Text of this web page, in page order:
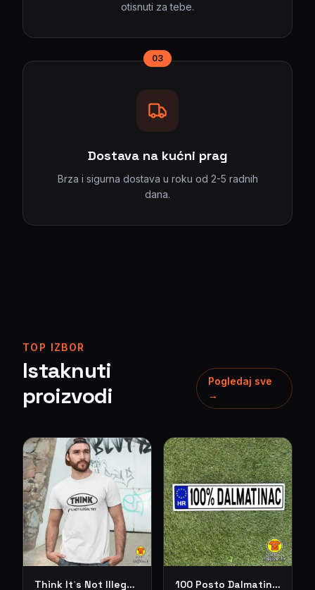
otisnuti za tebe.
03
Dostava na kućni prag
Brza i sigurna dostava u roku od 2-5 radnih
dana.
TOP IZBOR
Istaknuti
proizvodi
Pogledaj sve
→
Think It`s Not Illegal Yet – majica s natpisom 100 Posto Dalmatinac – izrada ukrasnih tablica – Best of... – auto tablice odabrano